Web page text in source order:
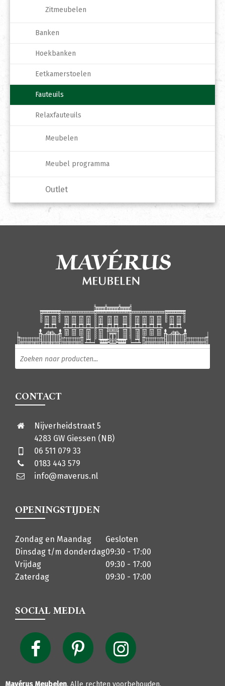
Zitmeubelen
Banken
Hoekbanken
Eetkamerstoelen
Fauteuils
Relaxfauteuils
Meubelen
Meubel programma
Outlet
CONTACT
Nijverheidstraat 5
4283 GW Giessen (NB)
06 511 079 33
0183 443 579
info@maverus.nl
OPENINGSTIJDEN
Zondag en Maandag
Gesloten
Dinsdag t/m donderdag09:30 - 17:00
Vrijdag
09:30 - 17:00
Zaterdag
09:30 - 17:00
SOCIAL MEDIA